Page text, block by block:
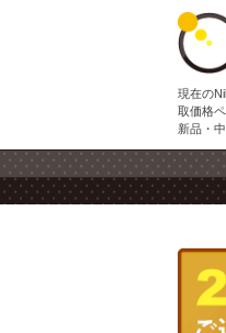
現在の
取価格ペ
新品・